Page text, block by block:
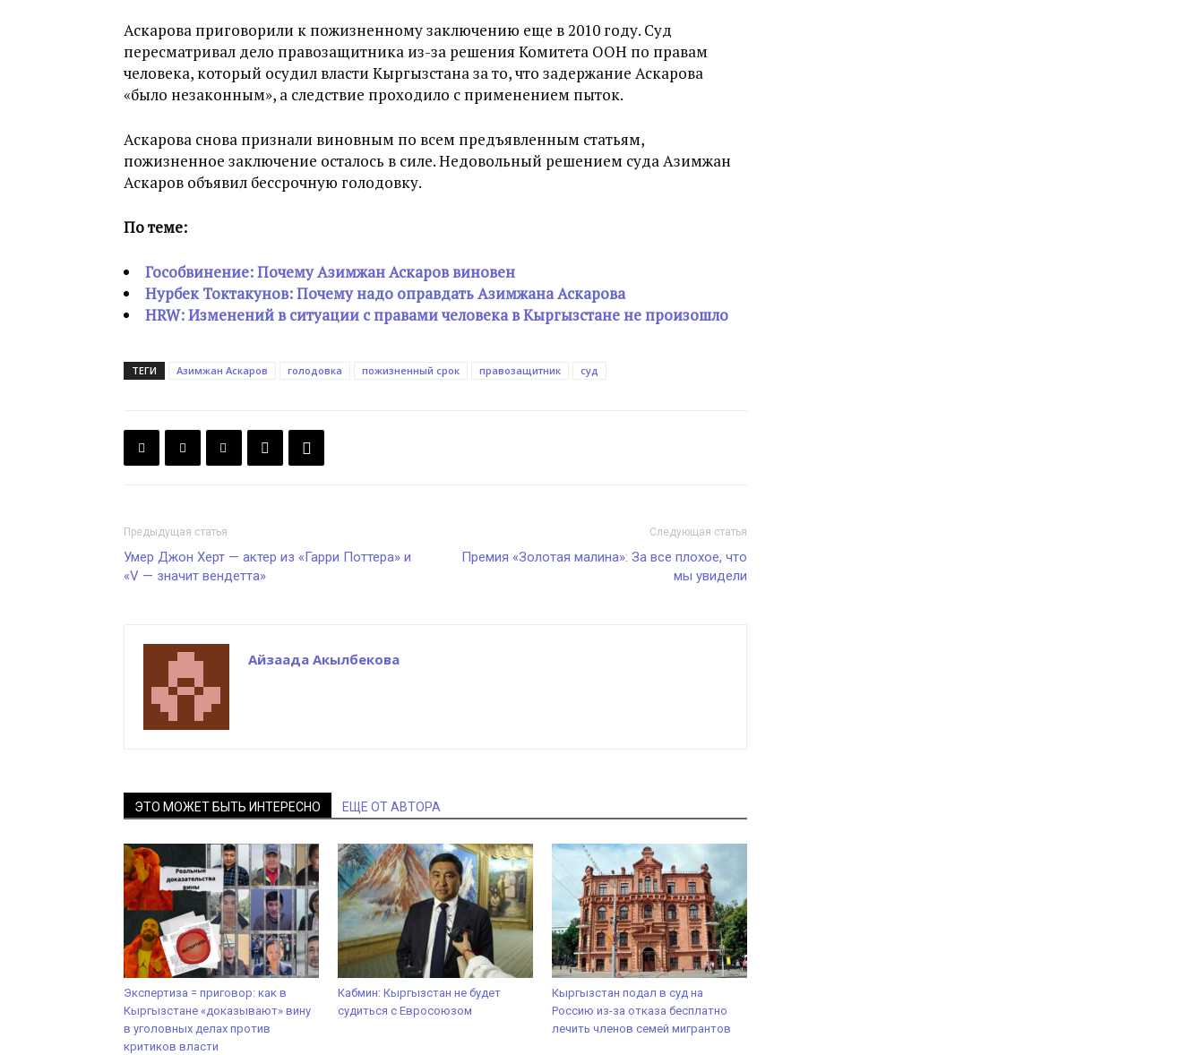
Аскарова приговорили к пожизненному заключению еще в 2010 году. Суд
пересматривал дело правозащитника из-за решения Комитета ООН по правам
человека, который осудил власти Кыргызстана за то, что задержание Аскарова
«было незаконным», а следствие проходило с применением пыток.
Аскарова снова признали виновным по всем предъявленным статьям,
пожизненное заключение осталось в силе. Недовольный решением суда Азимжан
Аскаров объявил бессрочную голодовку.
По теме:
Гособвинение: Почему Азимжан Аскаров виновен
Нурбек Токтакунов: Почему надо оправдать Азимжана Аскарова
HRW: Изменений в ситуации с правами человека в Кыргызстане не произошло
ТЕГИ Азимжан Аскаров голодовка пожизненный срок правозащитник суд
Предыдущая статья
Умер Джон Херт — актер из «Гарри Поттера» и
«V — значит вендетта»
Следующая статья
Премия «Золотая малина»: За все плохое, что
мы увидели
Айзаада Акылбекова
ЭТО МОЖЕТ БЫТЬ ИНТЕРЕСНО ЕЩЕ ОТ АВТОРА
Экспертиза = приговор: как в
Кыргызстане «доказывают» вину
в уголовных делах против
критиков власти
Кабмин: Кыргызстан не будет
судиться с Евросоюзом
Кыргызстан подал в суд на
Россию из-за отказа бесплатно
лечить членов семей мигрантов